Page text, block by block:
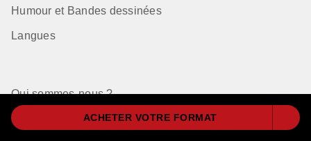
ACHETER VOTRE FORMAT
Humour et Bandes dessinées
Langues
Qui sommes-nous ?
Nos auteurs à la une